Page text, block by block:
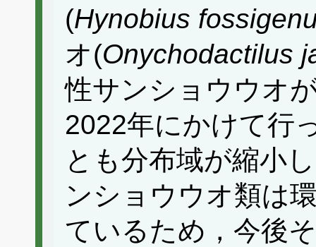
(Hynobius
オ(Onychodactilus
性サンショウウオ
2022年にかけて行
とも分布域が縮小
ンショウウオ類は
ているため，今後